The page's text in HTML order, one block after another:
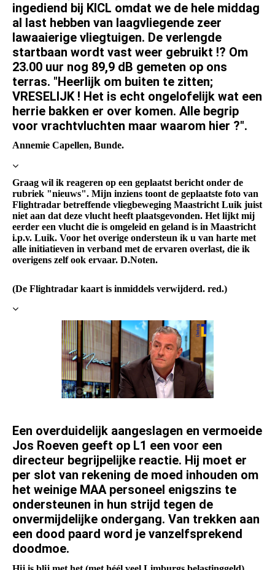
ingediend bij KICL omdat we de hele middag
al last hebben van laagvliegende zeer
lawaaierige vliegtuigen. De verlengde
startbaan wordt vast weer gebruikt !? Om
23.00 uur nog 89,9 dB gemeten op ons
terras. "Heerlijk om buiten te zitten;
VRESELIJK ! Het is echt ongelofelijk wat een
herrie bakken er over komen. Alle begrip
voor vrachtvluchten maar waarom hier ?".
Annemie Capellen, Bunde.
Graag wil ik reageren op een geplaatst bericht onder de
rubriek "nieuws". Mijn inziens toont de geplaatste foto van
Flightradar betreffende vliegbeweging Maastricht Luik juist
niet aan dat deze vlucht heeft plaatsgevonden. Het lijkt mij
eerder een vlucht die is omgeleid en geland is in Maastricht
i.p.v. Luik. Voor het overige ondersteun ik u van harte met
alle initiatieven in verband met de ervaren overlast, die ik
overigens zelf ook ervaar. D.Noten.
(De Flightradar kaart is inmiddels verwijderd. red.)
Een overduidelijk aangeslagen en vermoeide
Jos Roeven geeft op L1 een voor een
directeur begrijpelijke reactie. Hij moet er
per slot van rekening de moed inhouden om
het weinige MAA personeel enigszins te
ondersteunen in hun strijd tegen de
onvermijdelijke ondergang. Van trekken aan
een dood paard word je vanzelfsprekend
doodmoe.